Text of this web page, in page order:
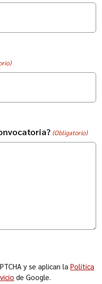
(Obligatorio)
y se aplican la Política
de Google.